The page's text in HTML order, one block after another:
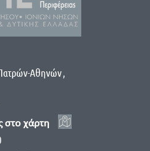
Αθηνών,
στο χάρτη